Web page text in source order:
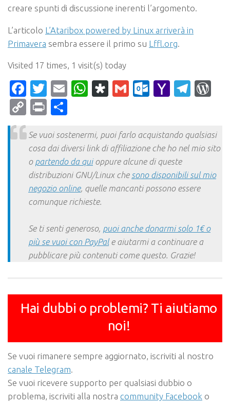
creare spunti di discussione inerenti l’argomento.
L’articolo L’Ataribox powered by Linux arriverà in
Primavera sembra essere il primo su Lffl.org
Visited 17 times, 1 visit(s) today
Facebook
Twitter
EmailWhatsApp
Diaspora
Gmail Yahoo
CopyPrint
Se vuoi sostenermi, puoi farlo acquistando qualsiasi
cosa dai diversi link di affiliazione che ho nel mio sito
o partendo da quioppure alcune di queste
distribuzioni GNU/Linux che sono disponibili sul mio
negozio online, quelle mancanti possono essere
comunque richieste.
Se ti senti generoso, puoi anche donarmi solo 1€ o
più se vuoi con PayPale aiutarmi a continuare a
pubblicare più contenuti come questo. Grazie!
Hai dubbi o problemi? Ti aiutiamo
noi!
Se vuoi rimanere sempre aggiornato, iscriviti al nostro
canale Telegram.
Se vuoi ricevere supporto per qualsiasi dubbio o
problema, iscriviti alla nostra community Facebook o